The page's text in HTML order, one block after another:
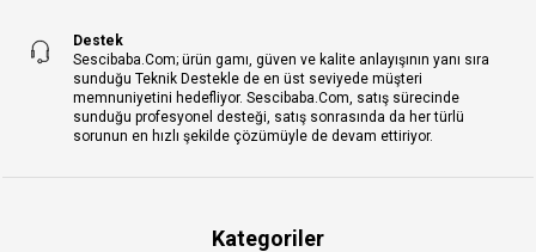
Destek
Sescibaba.Com; ürün gamı, güven ve kalite anlayışının yanı sıra
sunduğu Teknik Destekle de en üst seviyede müşteri
memnuniyetini hedefliyor. Sescibaba.Com, satış sürecinde
sunduğu profesyonel desteği, satış sonrasında da her türlü
sorunun en hızlı şekilde çözümüyle de devam ettiriyor.
Kategoriler